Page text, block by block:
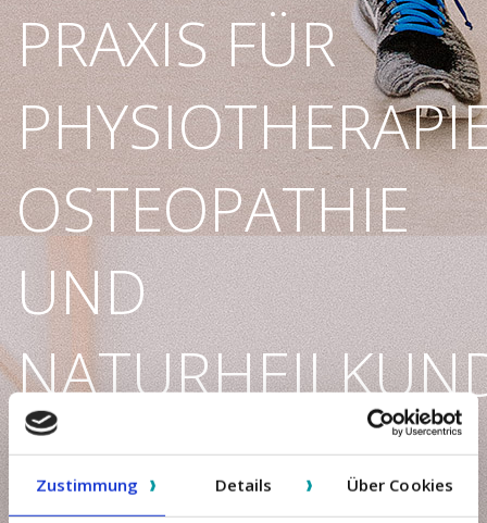
Zustimmung Details Über Cookies
PRAXIS FÜR
OSTEOPATHIE
UND
BEI ERWACHSENEN UND KINDERN